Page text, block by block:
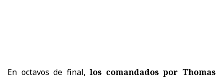
En octavos de final, los comandados por Thomas